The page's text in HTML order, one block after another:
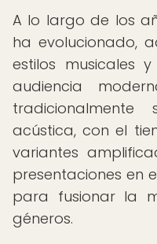
A lo largo de los
ha evolucionado,
estilos musicales
audiencia
acústica, con el
variantes
presentaciones en
para fusionar la
géneros.